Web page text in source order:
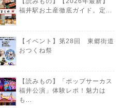
福井駅お土産徹底ガイド。定...
【イベント】第28回 東郷街道
おつくね祭
【読みもの】「ポップサーカス
福井公演」体験レポ！魅力は
も...